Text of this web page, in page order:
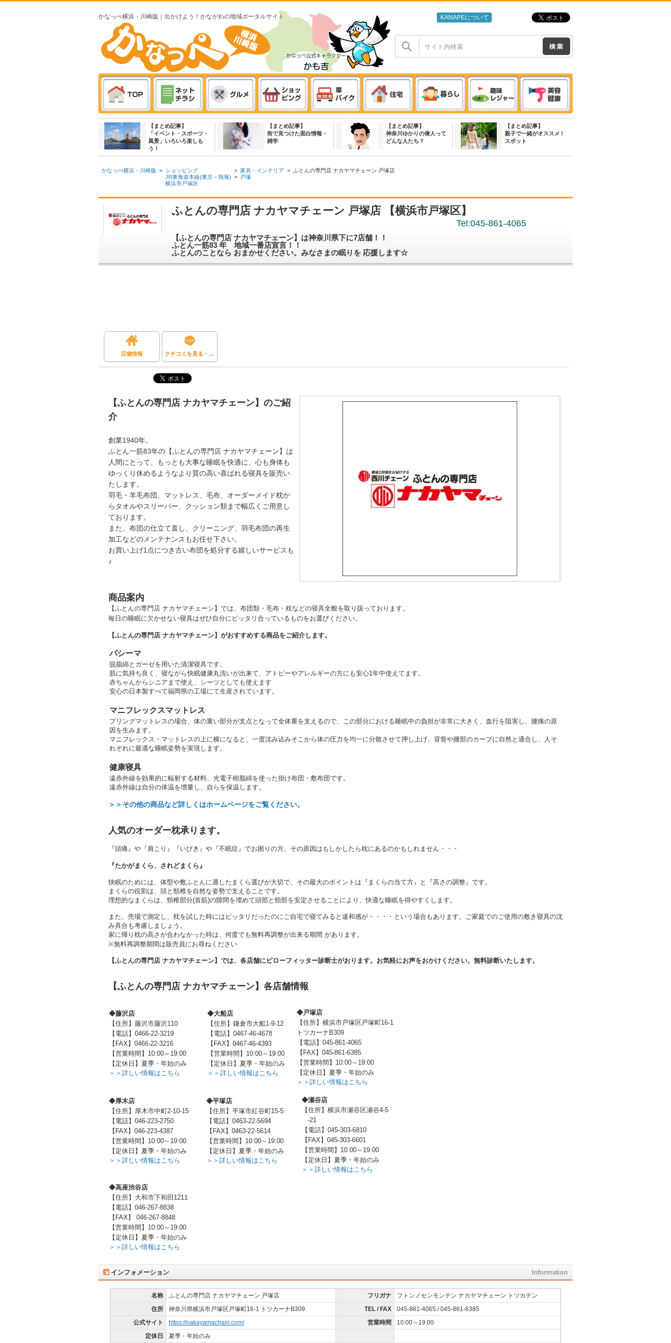
かなっぺ横浜・川崎版｜出かけよう！かながわの地域ポータルサイト KANAPEについて
【まとめ記事】
「イベント・スポーツ・
風景」いろいろ楽しも
う！
【まとめ記事】
街で見つけた面白情報・
雑学
【まとめ記事】
神奈川ゆかりの偉人って
どんな人たち？
【まとめ記事】
親子で一緒がオススメ !
スポット
かなっぺ横浜・川崎版 > ショッピング
JR東海道本線(東京～熱海)
横浜市戸塚区
> 家具・インテリア
>
戸塚
> ふとんの専門店 ナカヤマチェーン 戸塚店
ふとんの専門店 ナカヤマチェーン 戸塚店 【横浜市戸塚区】
Tel:045-861-4065
【ふとんの専門店 ナカヤマチェーン】は神奈川県下に7店舗！！
ふとん一筋83 年 地域一番店宣言！！
ふとんのことなら おまかせください。みなさまの眠りを 応援します☆
店舗情報 クチコミを見る・投稿する
【ふとんの専門店 ナカヤマチェーン】のご紹
介
創業1940年。
ふとん一筋83年の【ふとんの専門店 ナカヤマチェーン】は
人間にとって、もっとも大事な睡眠を快適に、心も身体も
ゆっくり休めるようなより質の高い喜ばれる寝具を販売い
たします。
羽毛・羊毛布団、マットレス、毛布、オーダーメイド枕か
らタオルやスリーパー、クッション類まで幅広くご用意し
ております。
また、布団の仕立て直し、クリーニング、羽毛布団の再生
加工などのメンテナンスもお任せ下さい。
お買い上げ1点につき古い布団を処分する嬉しいサービスも
♪
商品案内
【ふとんの専門店 ナカヤマチェーン】では、布団類・毛布・枕などの寝具全般を取り扱っております。
毎日の睡眠に欠かせない寝具はぜひ自分にピッタリ合っているものをお選びください。
【ふとんの専門店 ナカヤマチェーン】がおすすめする商品をご紹介します。
パシーマ
脱脂綿とガーゼを用いた清潔寝具です。
肌に気持ち良く、寝ながら快眠健康丸洗いが出来て、アトピーやアレルギーの方にも安心1年中使えてます。
赤ちゃんからシニアまで使え、シーツとしても使えます
安心の日本製すべて福岡県の工場にて生産されています。
マニフレックスマットレス
プリングマットレスの場合、体の重い部分が支点となって全体重を支えるので、この部分における睡眠中の負担が非常に大きく、血行を阻害し、腰痛の原
因を生みます。
マニフレックス・マットレスの上に横になると、一度沈み込みそこから体の圧力を均一に分散させて押し上げ、背骨や腰部のカーブに自然と適合し、人そ
れぞれに最適な睡眠姿勢を実現します。
健康寝具
遠赤外線を効果的に輻射する材料、光電子樹脂綿を使った掛け布団・敷布団です。
遠赤外線は自分の体温を増量し、自らを保温します。
＞＞その他の商品など詳しくはホームページをご覧ください。
人気のオーダー枕承ります。
『頭痛』や『肩こり』『いびき』や『不眠症』でお困りの方、 その原因はもしかしたら枕にあるのかもしれません・・・
『たかがまくら、されどまくら』
快眠のためには、体型や敷ふとんに適したまくら選びが大切で、その最大のポイントは『まくらの当て方』と『高さの調整』です。
まくらの役割は、頭と頸椎を自然な姿勢で支えることです。
理想的なまくらは、頸椎部分(首筋)の隙間を埋めて頭部と頸部を安定させることにより、快適な睡眠を得やすくします。
また、売場で測定し、枕を試した時にはピッタリだったのにご自宅で寝てみると違和感が・・・・という場合もあります。ご家庭でのご使用の敷き寝具の沈
み具合も考慮しましょう。
家に帰り枕の高さが合わなかった時は、何度でも無料再調整が出来る期間 があります。
※無料再調整期間は販売員にお尋ねください
【ふとんの専門店 ナカヤマチェーン】では、各店舗にピローフィッター診断士がおります。お気軽にお声をおかけください。無料診断いたします。
【ふとんの専門店 ナカヤマチェーン】各店舗情報
◆藤沢店
【住所】藤沢市藤沢110
【電話】0466-22-3219
【FAX】0466-22-3216
【営業時間】10:00～19:00
【定休日】夏季・年始のみ
＞＞詳しい情報はこちら
◆大船店
【住所】鎌倉市大船1-9-12
【電話】0467-46-4678
【FAX】0467-46-4393
【営業時間】10:00～19:00
【定休日】夏季・年始のみ
＞＞詳しい情報はこちら
◆戸塚店
【住所】横浜市戸塚区戸塚町16-1
トツカーナB309
【電話】045-861-4065
【FAX】045-861-6385
【営業時間】10:00～19:00
【定休日】夏季・年始のみ
＞＞詳しい情報はこちら
◆厚木店
【住所】厚木市中町2-10-15
【電話】046-223-2750
【FAX】046-223-4387
【営業時間】10:00～19:00
【定休日】夏季・年始のみ
＞＞詳しい情報はこちら
◆平塚店
【住所】平塚市紅谷町15-5
【電話】0463-22-5694
【FAX】0463-22-5614
【営業時間】10:00～19:00
【定休日】夏季・年始のみ
＞＞詳しい情報はこちら
◆瀬谷店
【住所】横浜市瀬谷区瀬谷4-5
-21
【電話】045-303-6810
【FAX】045-303-6601
【営業時間】10:00～19:00
【定休日】夏季・年始のみ
＞＞詳しい情報はこちら
◆高座渋谷店
【住所】大和市下和田1211
【電話】046-267-8838
【FAX】 046-267-8848
【営業時間】10:00～19:00
【定休日】夏季・年始のみ
＞＞詳しい情報はこちら
インフォメーション Information
名称 ふとんの専門店 ナカヤマチェーン 戸塚店 フリガナ
フトンノセンモンテン ナカヤマチェーン トツカテン
住所
神奈川県横浜市戸塚区戸塚町16-1 トツカーナB309 TEL / FAX
045-861-4065 / 045-861-6385
公式サイト
https://nakayamachain.com/ 営業時間
10:00～19:00
定休日
夏季・年始のみ